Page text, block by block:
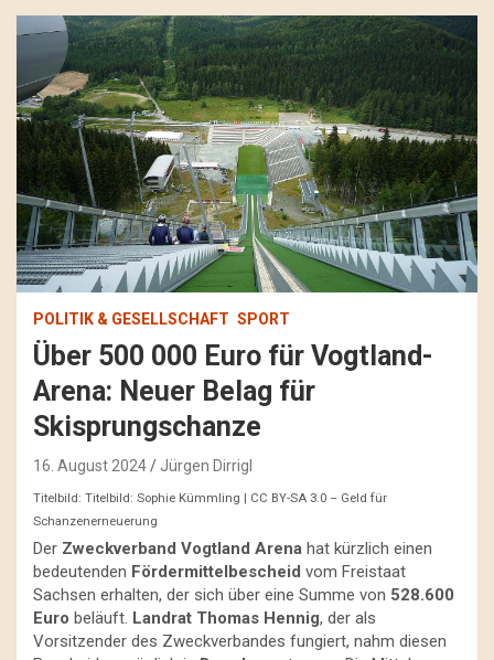
POLITIK & GESELLSCHAFT SPORT
Über 500 000 Euro für Vogtland-
Arena: Neuer Belag für
Skisprungschanze
16. August 2024 Jürgen Dirrigl
Titelbild: Titelbild: Sophie Kümmling | CC BY-SA 3.0 – Geld für
Schanzenerneuerung
Der Zweckverband Vogtland Arena hat kürzlich einen
bedeutenden Fördermittelbescheid vom Freistaat
Sachsen erhalten, der sich über eine Summe von 528.600
Euro beläuft. Landrat Thomas Hennig, der als
Vorsitzender des Zweckverbandes fungiert, nahm diesen